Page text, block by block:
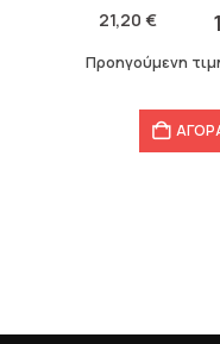
21,20€
was:
21,20 €.
τιμή
είναι:
Προηγούμενη